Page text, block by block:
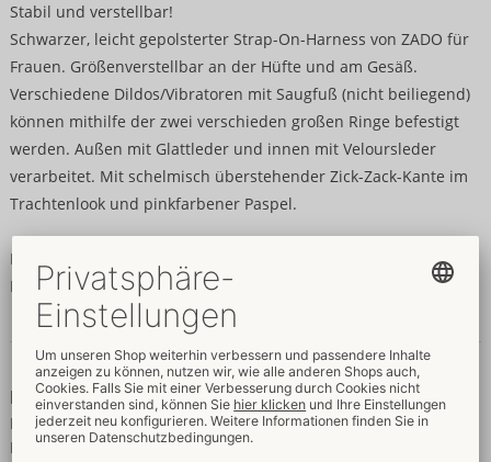
Stabil und verstellbar!
Schwarzer, leicht gepolsterter Strap-On-Harness von ZADO für
Frauen. Größenverstellbar an der Hüfte und am Gesäß.
Verschiedene Dildos/Vibratoren mit Saugfuß (nicht beiliegend)
können mithilfe der zwei verschieden großen Ringe befestigt
werden. Außen mit Glattleder und innen mit Veloursleder
verarbeitet. Mit schelmisch überstehender Zick-Zack-Kante im
Trachtenlook und pinkfarbener Paspel.
Ringe Ø 4 cm und Ø 5 cm.
Leder/Veloursleder (Rind, chromfrei gegerbt).
Daten & Eigenschaften
Eigenschaften
Für Frauen
Mit Druckknöpfen